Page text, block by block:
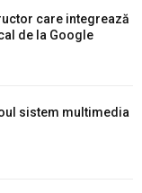
care integrează
de la Google
sistem multimedia